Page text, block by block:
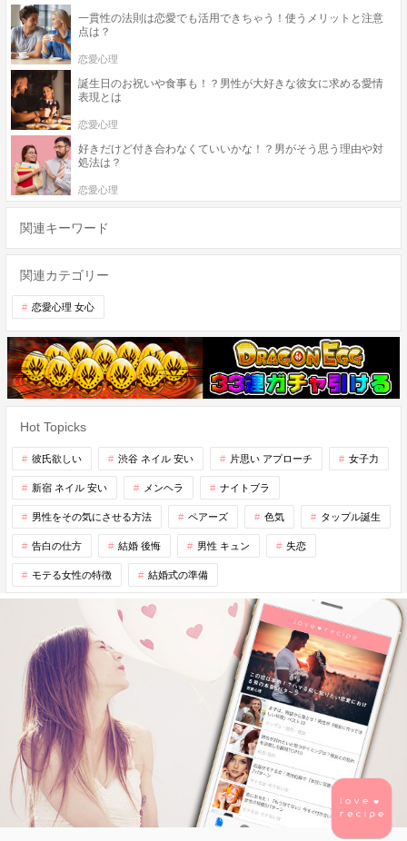
一貫性の法則は恋愛でも活用できちゃう！使うメリットと注意
点は？
恋愛心理
誕生日のお祝いや食事も！？男性が大好きな彼女に求める愛情
表現とは
恋愛心理
好きだけど付き合わなくていいかな！？男がそう思う理由や対
処法は？
恋愛心理
関連キーワード
関連カテゴリー
恋愛心理 女心
Hot Topicks
彼氏欲しい 渋谷 ネイル 安い 片思い アプローチ 女子力
新宿 ネイル 安い メンヘラ ナイトブラ
男性をその気にさせる方法 ペアーズ 色気 タップル誕生
告白の仕方 結婚 後悔 男性 キュン 失恋
モテる女性の特徴 結婚式の準備